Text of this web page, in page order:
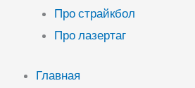
Про страйкбол
Про лазертаг
Главная